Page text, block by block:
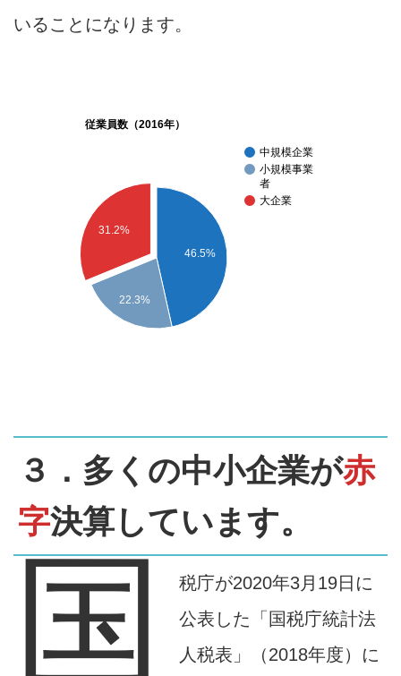
いることになります。
従業員数（2016年）
中規模企業
小規模事業
者
大企業
46.5%
31.2%
22.3%
３．多くの中小企業が赤
字決算しています。
国
税庁が2020年3月19日に
公表した「国税庁統計法
人税表」（2018年度）に